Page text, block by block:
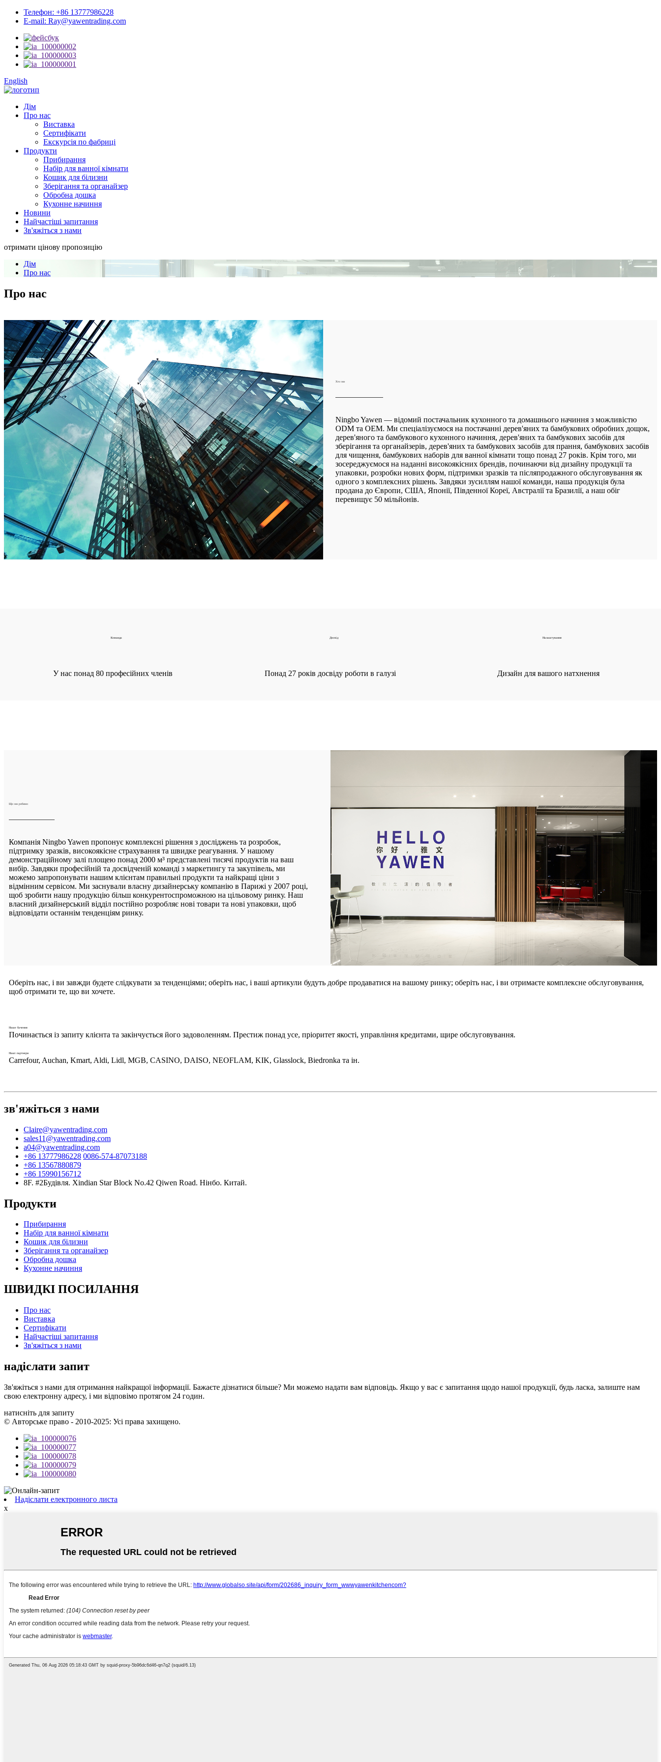
Телефон: +86 13777986228
E-mail: Ray@yawentrading.com
English
Дім
Про нас
Виставка
Сертифікати
Екскурсія по фабриці
Продукти
Прибирання
Набір для ванної кімнати
Кошик для білизни
Зберігання та органайзер
Обробна дошка
Кухонне начиння
Новини
Найчастіші запитання
Зв'яжіться з нами
отримати цінову пропозицію
Дім
Про нас
Про нас
Хто ми
Ningbo Yawen — відомий постачальник кухонного та домашнього начиння з можливістю
ODM та OEM. Ми спеціалізуємося на постачанні дерев'яних та бамбукових обробних дощок,
дерев'яного та бамбукового кухонного начиння, дерев'яних та бамбукових засобів для
зберігання та органайзерів, дерев'яних та бамбукових засобів для прання, бамбукових засобів
для чищення, бамбукових наборів для ванної кімнати тощо понад 27 років. Крім того, ми
зосереджуємося на наданні високоякісних брендів, починаючи від дизайну продукції та
упаковки, розробки нових форм, підтримки зразків та післяпродажного обслуговування як
одного з комплексних рішень. Завдяки зусиллям нашої команди, наша продукція була
продана до Європи, США, Японії, Південної Кореї, Австралії та Бразилії, а наш обіг
перевищує 50 мільйонів.
Команда
У нас понад 80 професійних членів
Досвід
Понад 27 років досвіду роботи в галузі
Налаштування
Дизайн для вашого натхнення
Що ми робимо
Компанія Ningbo Yawen пропонує комплексні рішення з досліджень та розробок,
підтримку зразків, високоякісне страхування та швидке реагування. У нашому
демонстраційному залі площею понад 2000 м³ представлені тисячі продуктів на ваш
вибір. Завдяки професійній та досвідченій команді з маркетингу та закупівель, ми
можемо запропонувати нашим клієнтам правильні продукти та найкращі ціни з
відмінним сервісом. Ми заснували власну дизайнерську компанію в Парижі у 2007 році,
щоб зробити нашу продукцію більш конкурентоспроможною на цільовому ринку. Наш
власний дизайнерський відділ постійно розробляє нові товари та нові упаковки, щоб
відповідати останнім тенденціям ринку.
Оберіть нас, і ви завжди будете слідкувати за тенденціями; оберіть нас, і ваші артикули будуть добре продаватися на вашому ринку; оберіть нас, і ви отримаєте комплексне обслуговування,
щоб отримати те, що ви хочете.
Наше бачення
Починається із запиту клієнта та закінчується його задоволенням. Престиж понад усе, пріоритет якості, управління кредитами, щире обслуговування.
Наші партнери
Carrefour, Auchan, Kmart, Aldi, Lidl, MGB, CASINO, DAISO, NEOFLAM, KIK, Glasslock, Biedronka та ін.
зв'яжіться з нами
Claire@yawentrading.com
sales11@yawentrading.com
a04@yawentrading.com
+86 13777986228 0086-574-87073188
+86 13567880879
+86 15990156712
8F. #2Будівля. Xindian Star Block No.42 Qiwen Road. Нінбо. Китай.
Продукти
Прибирання
Набір для ванної кімнати
Кошик для білизни
Зберігання та органайзер
Обробна дошка
Кухонне начиння
ШВИДКІ ПОСИЛАННЯ
Про нас
Виставка
Сертифікати
Найчастіші запитання
Зв'яжіться з нами
надіслати запит
Зв'яжіться з нами для отримання найкращої інформації. Бажаєте дізнатися більше? Ми можемо надати вам відповідь. Якщо у вас є запитання щодо нашої продукції, будь ласка, залиште нам
свою електронну адресу, і ми відповімо протягом 24 годин.
натисніть для запиту
© Авторське право - 2010-2025: Усі права захищено.
Надіслати електронного листа
x